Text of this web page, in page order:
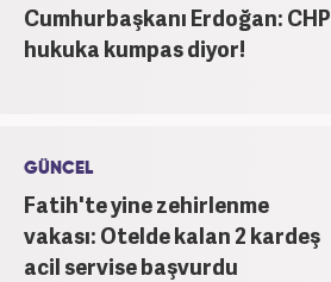
Cumhurbaşkanı Erdoğan: CHP
hukuka kumpas diyor!
GÜNCEL
Fatih'te yine zehirlenme
vakası: Otelde kalan 2 kardeş
acil servise başvurdu